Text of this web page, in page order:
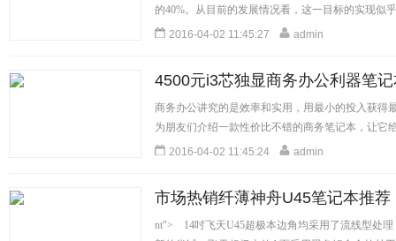
的40%。从目前的发展情况看，这一目标的实现似
[详细]
2016-04-02 11:45:27 admin
4500元i3芯独显商务办公利器笔
商务办公讲究的是效率和实用，用最小的投入获得
为朋友们介绍一款性价比不错的商务笔记本，让它
细] 2016-04-02 11:45:24 admin
市场热销纤薄神舟U45笔记本推荐
nt"> 14吋飞天U45超极本边角均采用了流线型处